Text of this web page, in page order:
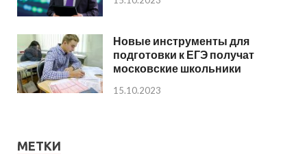
Новые инструменты для
подготовки к ЕГЭ получат
московские школьники
15.10.2023
МЕТКИ